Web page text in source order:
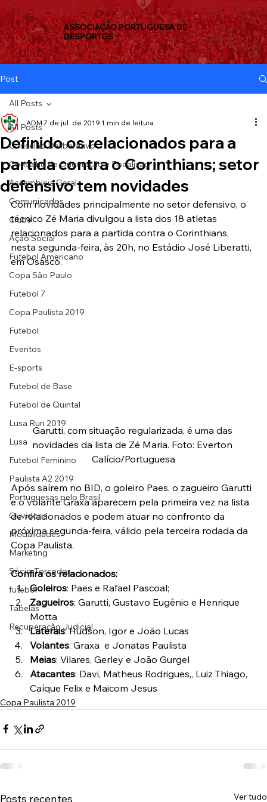
ASSOCIAÇÃO PORTUGUESA DE
DESPORTOS
Post
All Posts
Conselho Deliberativo
Conselho de Orientação e Fiscalizaç
Assembleia Geral
Comunicados
Clube
Ação Social
Futebol Americano
Copa São Paulo
Futebol 7
Copa Paulista 2019
Futebol
Eventos
E-sports
Futebol de Base
Futebol de Quintal
Lusa Run 2019
Lusa
Futebol Feminino
Paulista A2 2019
Portuguesas pelo Brasil
Ouvidoria
Modalidades
Marketing
Sócio-Torcedor
futebol
Tabelas
Recuperação Judicial
All Posts
Definido os relacionados para a
partida contra o Corinthians; setor
defensivo tem novidades
ADM 7 de jul. de 2019 1 min de leitura
Com novidades principalmente no setor defensivo, o
técnico Zé Maria divulgou a lista dos 18 atletas
relacionados para a partida contra o Corinthians,
nesta segunda-feira, às 20h, no Estádio José Liberatti,
em Osasco.
Garutti, com situação regularizada, é uma das
novidades da lista de Zé Maria. Foto: Everton
Calício/Portuguesa
Após saírem no BID, o goleiro Paes, o zagueiro Garutti
e o volante Graxa aparecem pela primeira vez na lista
de relacionados e podem atuar no confronto da
próxima segunda-feira, válido pela terceira rodada da
Copa Paulista.
Confira os relacionados:
Goleiros: Paes e Rafael Pascoal;
Zagueiros: Garutti, Gustavo Eugênio e Henrique
Motta
Laterais: Hudson, Igor e João Lucas
Volantes: Graxa  e Jonatas Paulista
Meias: Vilares, Gerley e João Gurgel
Atacantes: Davi, Matheus Rodrigues,, Luiz Thiago,
Caíque Felix e Maicom Jesus
Copa Paulista 2019
Posts recentes Ver tudo